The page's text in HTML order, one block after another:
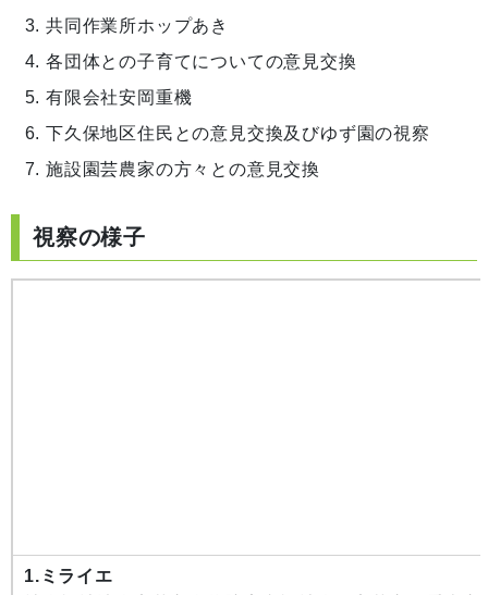
共同作業所ホップあき
各団体との子育てについての意見交換
有限会社安岡重機
下久保地区住民との意見交換及びゆず園の視察
施設園芸農家の方々との意見交換
視察の様子
1.ミライエ